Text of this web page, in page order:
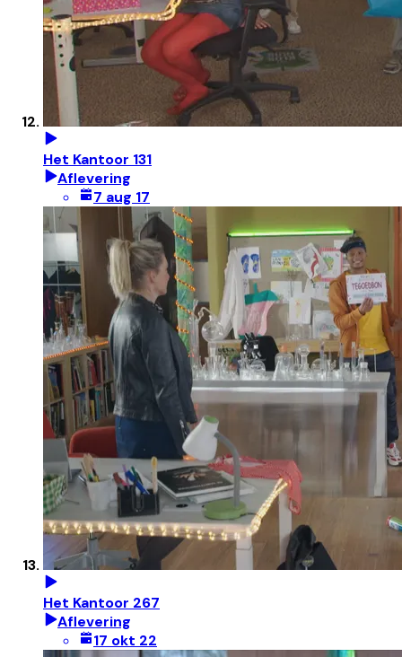
Het Kantoor 131
Aflevering
7 aug 17
Het Kantoor 267
Aflevering
17 okt 22